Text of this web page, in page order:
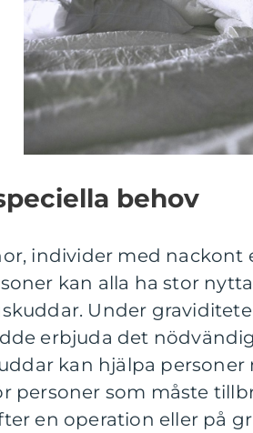
behov
individer med
kan alla ha stor
Under
erbjuda det
kan hjälpa personer
personer som måste
en operation eller på